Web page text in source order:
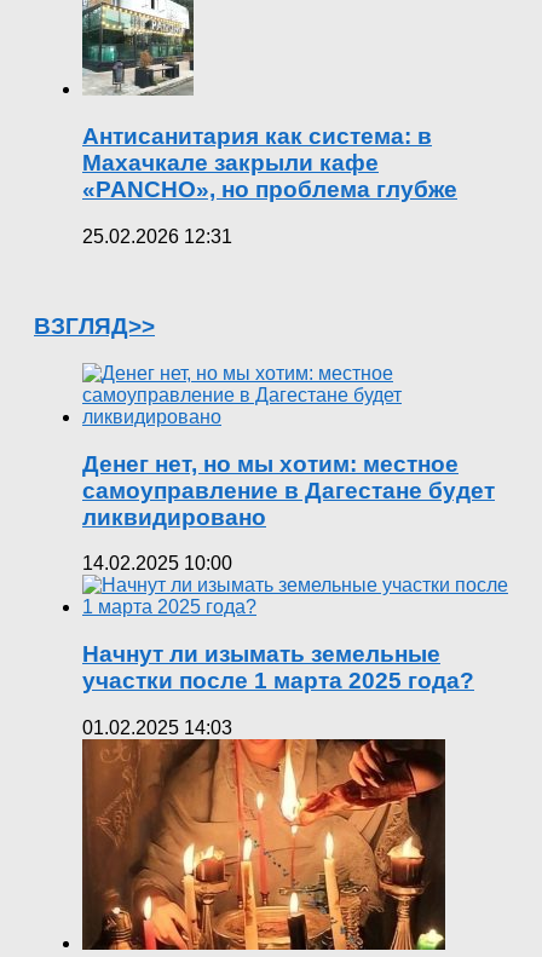
Антисанитария как система: в
Махачкале закрыли кафе
«PANCHO», но проблема глубже
25.02.2026 12:31
ВЗГЛЯД>>
Денег нет, но мы хотим: местное
самоуправление в Дагестане будет
ликвидировано
14.02.2025 10:00
Начнут ли изымать земельные
участки после 1 марта 2025 года?
01.02.2025 14:03